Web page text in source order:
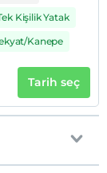
Kişilik Yatak
Kanepe
Tarih seç